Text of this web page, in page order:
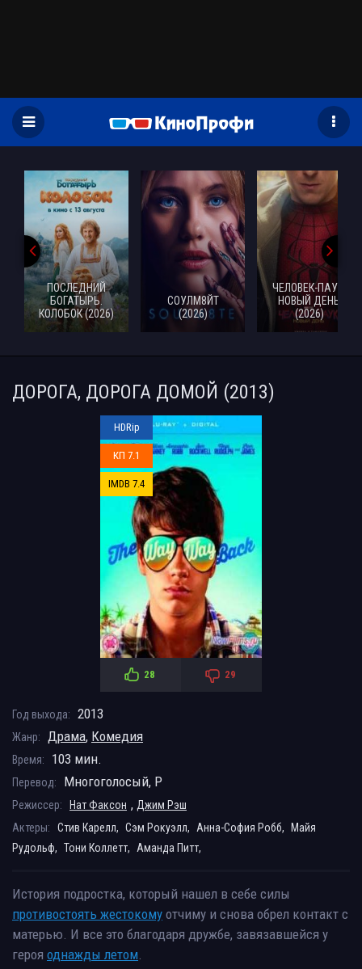
ПОСЛЕДНИЙ
БОГАТЫРЬ.
КОЛОБОК (2026)
СОУЛМ8ЙТ
(2026)
ЧЕЛОВЕК-ПАУК:
НОВЫЙ ДЕНЬ
(2026)
ДОРОГА, ДОРОГА ДОМОЙ (2013)
HDRip
КП 7.1
IMDB 7.4
28 29
Год выхода: 2013
Жанр: Драма, Комедия
Время: 103 мин.
Перевод: Многоголосый, P
Режиссер: Нат Факсон , Джим Рэш
Актеры:
Стив Карелл, Сэм Рокуэлл, Анна-София Робб,
Майя
Рудольф, Тони Коллетт, Аманда Питт,
История подростка, который нашел в себе силы
противостоять жестокому отчиму и снова обрел контакт с
матерью. И все это благодаря дружбе, завязавшейся у
героя однажды летом